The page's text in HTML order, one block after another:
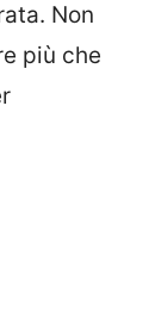
Non
più che